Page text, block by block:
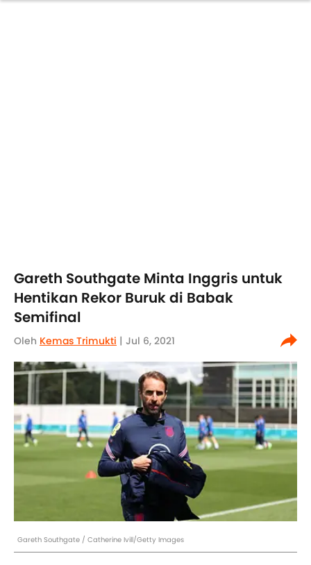
Gareth Southgate Minta Inggris untuk
Hentikan Rekor Buruk di Babak
Semifinal
Oleh Kemas Trimukti | Jul 6, 2021
Gareth Southgate / Catherine Ivill/Getty Images